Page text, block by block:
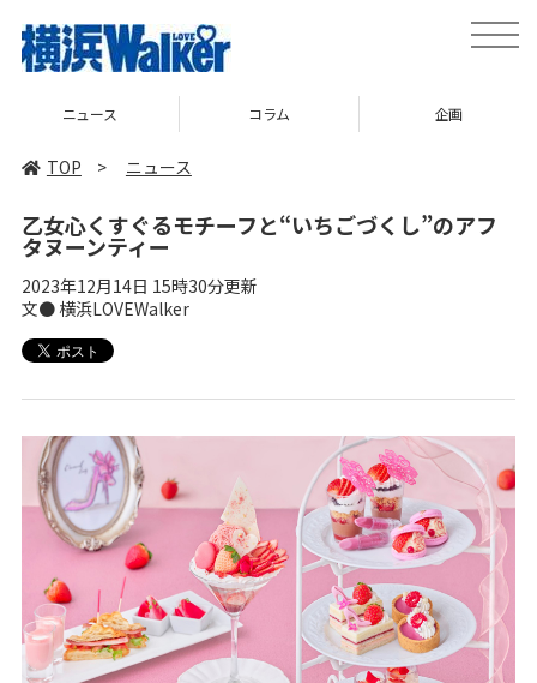
toggle
コラム 企画 TOP
TOP > ニュース
乙女心くすぐるモチーフと“いちごづくし”のアフ
タヌーンティー
2023年12月14日 15時30分更新
文● 横浜LOVEWalker